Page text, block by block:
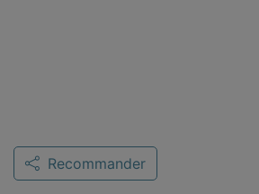
Recommander